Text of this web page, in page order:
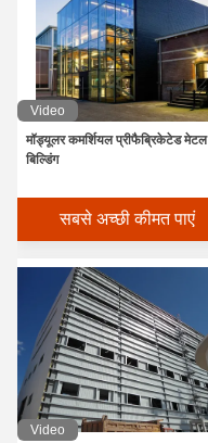
Video
मॉड्यूलर कमर्शियल प्रीफैब्रिकेटेड मेटल
बिल्डिंग
सबसे अच्छी कीमत पाएं
Video